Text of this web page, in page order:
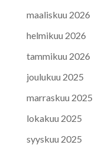
maaliskuu 2026
helmikuu 2026
tammikuu 2026
joulukuu 2025
marraskuu 2025
lokakuu 2025
syyskuu 2025